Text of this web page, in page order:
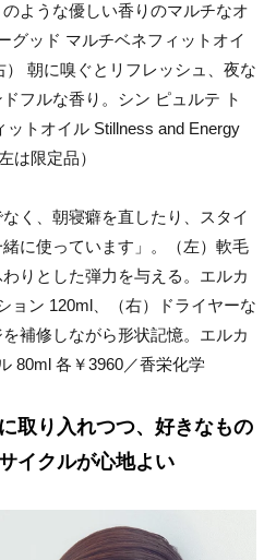
ような優しい香りのマルチなオ
グッド マルチベネフィットオイ
） 朝に嗅ぐとリフレッシュ、夜な
フルな香り。シン ピュルテ ト
ットオイル Stillness and Energy
は限定品）
なく、朝寝癖を直したり、スタイ
に使っています」。（左）軟毛
りとした弾力を与える。エルカ
ョン 120ml、（右）ドライヤーな
補修しながら形状記憶。エルカ
80ml 各￥3960／香栄化学
取り入れつつ、好きなもの
イクルが心地よい